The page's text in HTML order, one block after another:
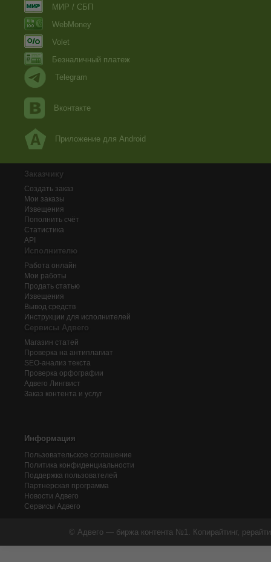
МИР / СБП
WebMoney
Volet
Безналичный платеж
Telegram
Вконтакте
Приложение для Android
Заказчику
Создать заказ
Мои заказы
Извещения
Пополнить счёт
Статистика
API
Исполнителю
Работа онлайн
Мои работы
Продать статью
Извещения
Вывод средств
Инструкции для исполнителей
Сервисы Адвего
Магазин статей
Проверка на антиплагиат
SEO-анализ текста
Проверка орфографии
Адвего Лингвист
Заказ контента и услуг
Информация
Пользовательское соглашение
Политика конфиденциальности
Поддержка пользователей
Партнерская программа
Новости Адвего
Сервисы Адвего
© Адвего — биржа контента №1. Копирайтинг,